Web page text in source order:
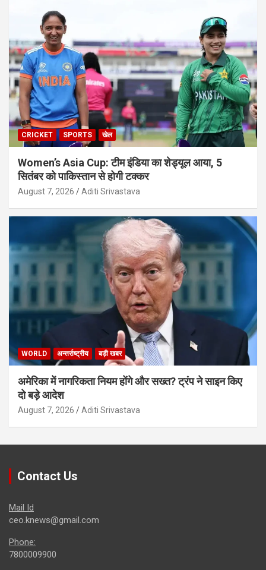
CRICKET SPORTS खेल
Women’s Asia Cup: टीम इंडिया का शेड्यूल आया, 5
सितंबर को पाकिस्तान से होगी टक्कर
August 7, 2026 Aditi Srivastava
WORLD अन्तर्राष्ट्रीय बड़ी खबर
अमेरिका में नागरिकता नियम होंगे और सख्त? ट्रंप ने साइन किए
दो बड़े आदेश
August 7, 2026 Aditi Srivastava
Contact Us
Mail Id
ceo.knews@gmail.com
Phone:
7800009900